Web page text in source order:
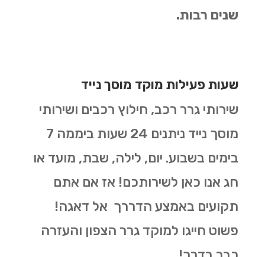
שנים רבות.
שעות פעילות מוקד מוסך נייד
שירותי גרר רכב, חילוץ רכבים ושירותי
מוסך נייד ניתנים 24 שעות ביממה 7
בימים בשבוע. יום, לילה, שבת, מועד או
חג אנו כאן לשירותכם! אז אם אתם
תקועים באמצע הדררך אל דאגה!
פשוט חייגו למוקד גרר הצפון והעזרה